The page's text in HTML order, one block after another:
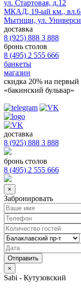
ул. Стартовая, д.12
МКАД, 19-ый км.,
Мытищи, ул.
доставка
8 (925) 888 3 888
бронь столов
8 (495) 2 555 666
банкеты
магазин
скидка 20% на первый
«бакинский бульвар»
доставка
8 (925) 888 3 888
бронь столов
8 (495) 2 555 666
×
Забронировать
×
Sabi - Кутузовский